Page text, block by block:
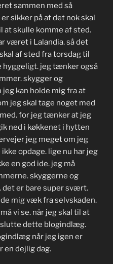
sammen med så
sikker på at det nok skal
at skulle komme af sted.
været i Lalandia. så det
af sted fra torsdag til
hyggeligt. jeg tænker også
skygger og
kan holde mig fra at
jeg skal tage noget med
for jeg tænker at jeg
ned i køkkenet i hytten
jeg meget om jeg
opdage. lige nu har jeg
en god ide. jeg må
skyggerne og
det er bare super svært.
mig væk fra selvskaden.
vi se. når jeg skal til at
dette blogindlæg.
når jeg igen er
en dejlig dag.